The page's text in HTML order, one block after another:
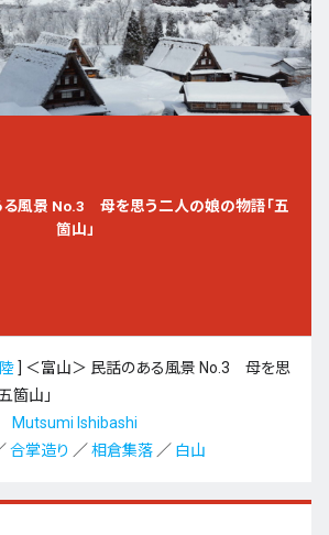
風景 No.3 母を思う二人の娘の物語「五
箇山」
] ＜富山＞ 民話のある風景 No.3 母を思
箇山」
Mutsumi Ishibashi
合掌造り ／ 相倉集落 ／ 白山